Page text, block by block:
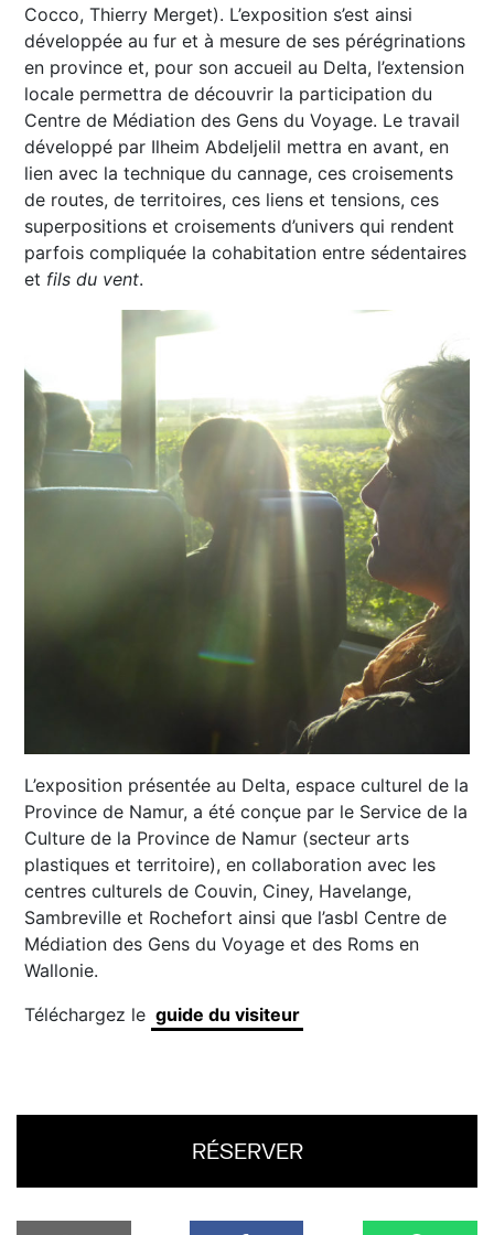
Cocco, Thierry Merget). L’exposition s’est ainsi
développée au fur et à mesure de ses pérégrinations
en province et, pour son accueil au Delta, l’extension
locale permettra de découvrir la participation du
Centre de Médiation des Gens du Voyage. Le travail
développé par Ilheim Abdeljelil mettra en avant, en
lien avec la technique du cannage, ces croisements
de routes, de territoires, ces liens et tensions, ces
superpositions et croisements d’univers qui rendent
parfois compliquée la cohabitation entre sédentaires
et fils du vent.
L’exposition présentée au Delta, espace culturel de la
Province de Namur, a été conçue par le Service de la
Culture de la Province de Namur (secteur arts
plastiques et territoire), en collaboration avec les
centres culturels de Couvin, Ciney, Havelange,
Sambreville et Rochefort ainsi que l’asbl Centre de
Médiation des Gens du Voyage et des Roms en
Wallonie.
Téléchargez le guide du visiteur
RÉSERVER